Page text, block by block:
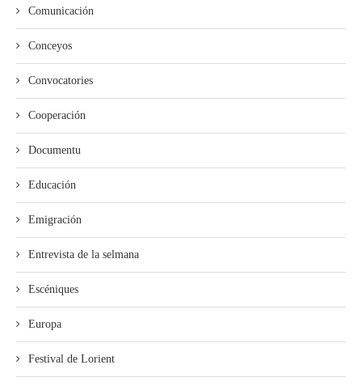
Comunicación
Conceyos
Convocatories
Cooperación
Documentu
Educación
Emigración
Entrevista de la selmana
Escéniques
Europa
Festival de Lorient